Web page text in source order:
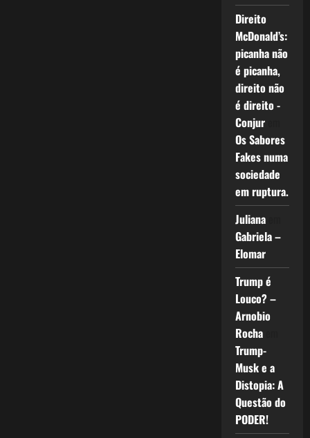
Direito
McDonald’s:
picanha não
é picanha,
direito não
é direito -
Conjurem
Os Sabores
Fakes numa
sociedade
em ruptura.
Julianaem
Gabriela –
Elomar
Trump é
Louco? –
Arnobio
Rochaem
Trump-
Musk e a
Distopia: A
Questão do
PODER!